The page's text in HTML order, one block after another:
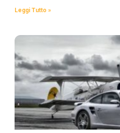
Leggi Tutto »